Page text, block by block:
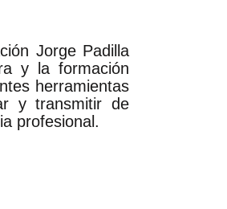
Jorge Padilla
y la formación
herramientas
y transmitir de
profesional.